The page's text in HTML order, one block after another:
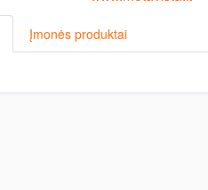
Įmonės produktai